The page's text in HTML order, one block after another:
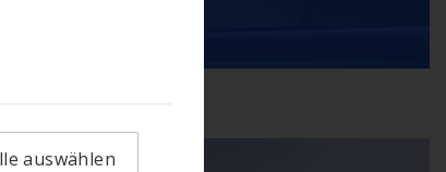
auswählen